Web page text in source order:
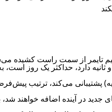
پشتیبانی می‌کند، ترتیب
جدید در آینده اضافه خواهند